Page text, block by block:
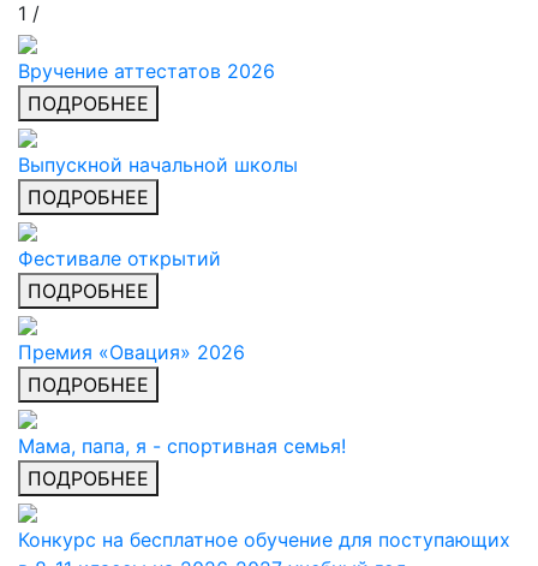
1 /
Вручение аттестатов 2026
ПОДРОБНЕЕ
Выпускной начальной школы
ПОДРОБНЕЕ
Фестивале открытий
ПОДРОБНЕЕ
Премия «Овация» 2026
ПОДРОБНЕЕ
Мама, папа, я - спортивная семья!
ПОДРОБНЕЕ
Конкурс на бесплатное обучение для поступающих